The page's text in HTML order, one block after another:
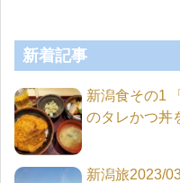
新着記事
新潟食その1
のタレかつ丼
新潟旅2023/